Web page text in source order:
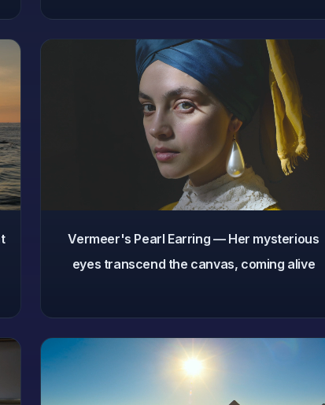
Vermeer's Pearl Earring — Her mysterious
eyes transcend the canvas, coming alive